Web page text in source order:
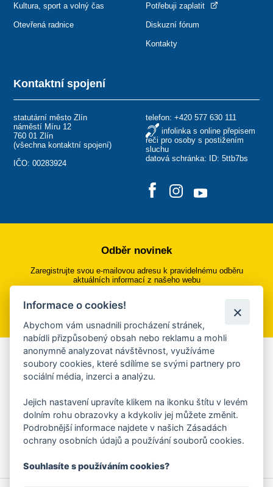
Kontaktní spojení
statutární město Zlín
náměstí Míru 12
760 01 Zlín
(všechna kontaktní spojení)
IČO: 00283924
telefon: +420 577 630 111
infolinka s online přepisem
řeči pro osoby s postižením
sluchu
datová schránka: ID: 5ttb7bs
Kultura, sport a volný čas
Otevřená radnice
Potřebuji zaplatit
Diskuzní fórum
Kontakty
Odběr novinek
Zaregistrujte svou e-mailovou adresu k pravidelnému odběru
aktuálních informací z našeho webu
Přihlásit se k odběru
Aplikace Mobilní rozhlas
Chcete dostávat do svého mobilu či mailu upozornění na
ankety, pozvánky na kulturní a sportovní akce?
Více informací o aplikaci
Informace o cookies!
Abychom vám usnadnili procházení stránek,
nabídli přizpůsobený obsah nebo reklamu a mohli
anonymně analyzovat návštěvnost, využíváme
soubory cookies, které sdílíme se svými partnery pro
sociální média, inzerci a analýzu.
Jejich nastavení upravíte klikem na ikonku štítu v levém
dolním rohu obrazovky a kdykoliv jej můžete změnit.
Podrobnější informace najdete v našich Zásadách
ochrany osobních údajů a používání souborů cookies.
Souhlasíte s používáním cookies?